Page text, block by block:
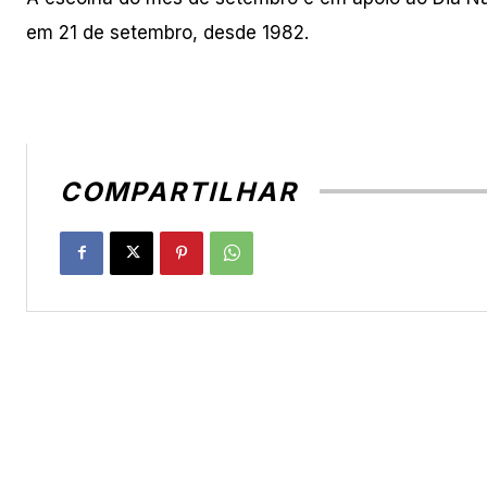
em 21 de setembro, desde 1982.
COMPARTILHAR